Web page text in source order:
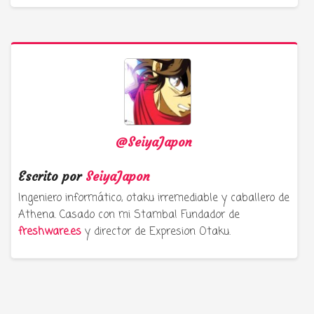
@SeiyaJapon
Escrito por SeiyaJapon
Ingeniero informático, otaku irremediable y caballero de
Athena. Casado con mi Stamba! Fundador de
freshware.es y director de Expresion Otaku.